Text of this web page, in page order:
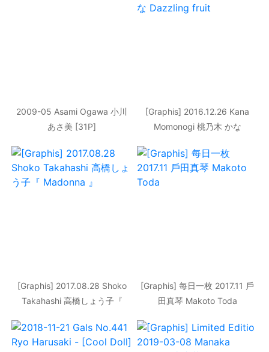
2009-05 Asami Ogawa 小川
あさ美 [31P]
[Graphis] 2016.12.26 Kana
Momonogi 桃乃木 かな
[Graphis] 2017.08.28 Shoko
Takahashi 高橋しょう子『
[Graphis] 每日一枚 2017.11 戶
田真琴 Makoto Toda